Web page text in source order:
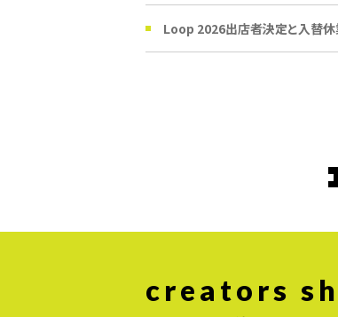
Loop 2026出店者決定と入替休
creators